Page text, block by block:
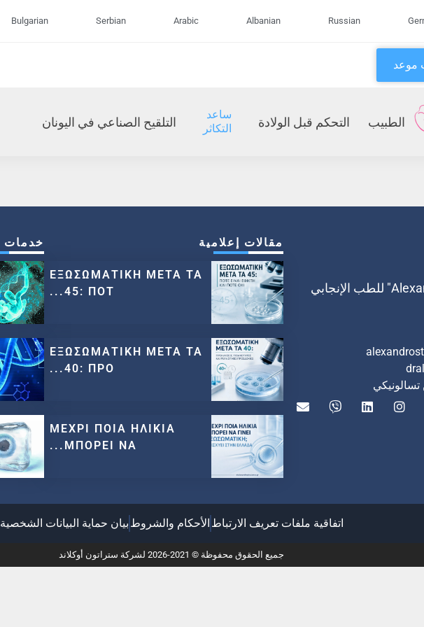
Russian
Albanian
Arabic
Serbian
Bulgarian
موعد
الطبيب التحكم قبل الولادة
ساعد
التكاثر
التلقيح الصناعي في اليونان
مركز "Alexandros Traianos" للطب الإنجابي
مقالات إعلامية
ΕΞΩΣΩΜΑΤΙΚΗ ΜΕΤΑ ΤΑ
45: ΠΟΤ...
ΕΞΩΣΩΜΑΤΙΚΗ ΜΕΤΑ ΤΑ
40: ΠΡΟ...
ΜΕΧΡΙ ΠΟΙΑ ΗΛΙΚΙΑ
ΜΠΟΡΕΙ ΝΑ...
خدمات
اتفاقية ملفات تعريف الارتباط الأحكام والشروط بيان حماية البيانات الشخصية
جميع الحقوق محفوظة © 2021-2026 لشركة ستراتون أوكلاند